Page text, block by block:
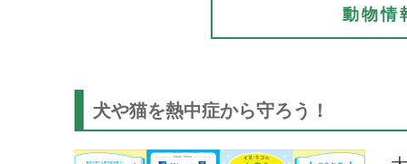
動物情
犬や猫を熱中症から守ろう！